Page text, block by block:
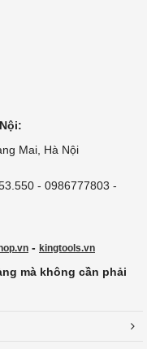
Mai, Hà Nội
- 0986777803 -
- kingtools.vn
mà không cần phải